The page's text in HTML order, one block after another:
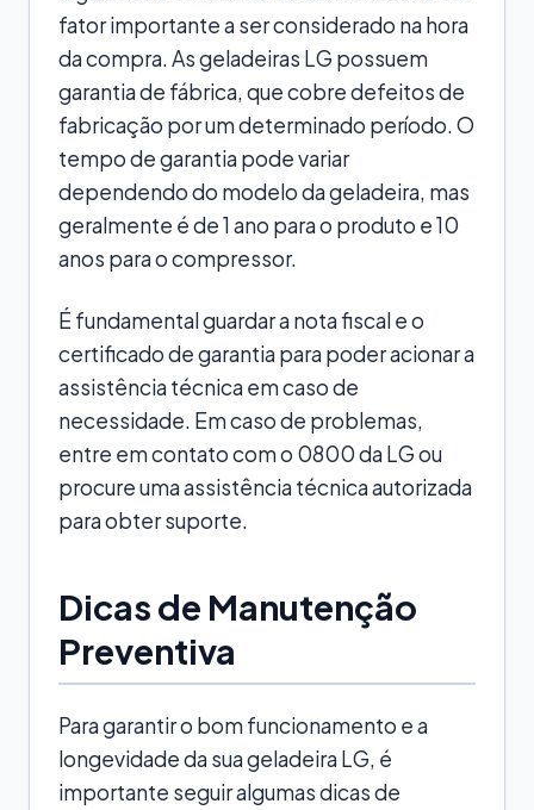
fator importante a ser considerado na hora
da compra. As geladeiras LG possuem
garantia de fábrica, que cobre defeitos de
fabricação por um determinado período. O
tempo de garantia pode variar
dependendo do modelo da geladeira, mas
geralmente é de 1 ano para o produto e 10
anos para o compressor.
É fundamental guardar a nota fiscal e o
certificado de garantia para poder acionar a
assistência técnica em caso de
necessidade. Em caso de problemas,
entre em contato com o 0800 da LG ou
procure uma assistência técnica autorizada
para obter suporte.
Dicas de Manutenção
Preventiva
Para garantir o bom funcionamento e a
longevidade da sua geladeira LG, é
importante seguir algumas dicas de